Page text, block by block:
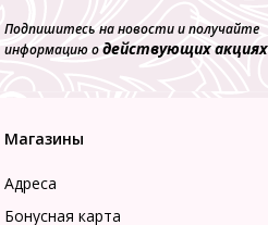
Подпишитесь на новости и получайте
информацию одействующих акциях
Магазины
Адреса
Бонусная карта